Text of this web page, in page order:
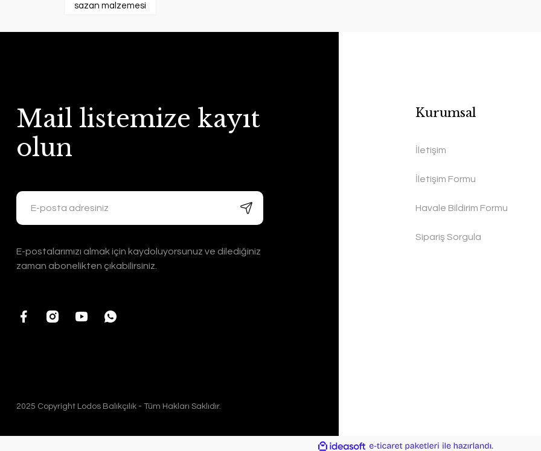
sazan malzemesi
Mail listemize kayıt
olun
E-postalarımızı almak için kaydoluyorsunuz ve dilediğiniz
zaman abonelikten çıkabilirsiniz.
Kurumsal
İletişim
İletişim Formu
Havale Bildirim Formu
Sipariş Sorgula
2025 Copyright Lodos Balıkçılık - Tüm Hakları Saklıdır.
ideasoft e-